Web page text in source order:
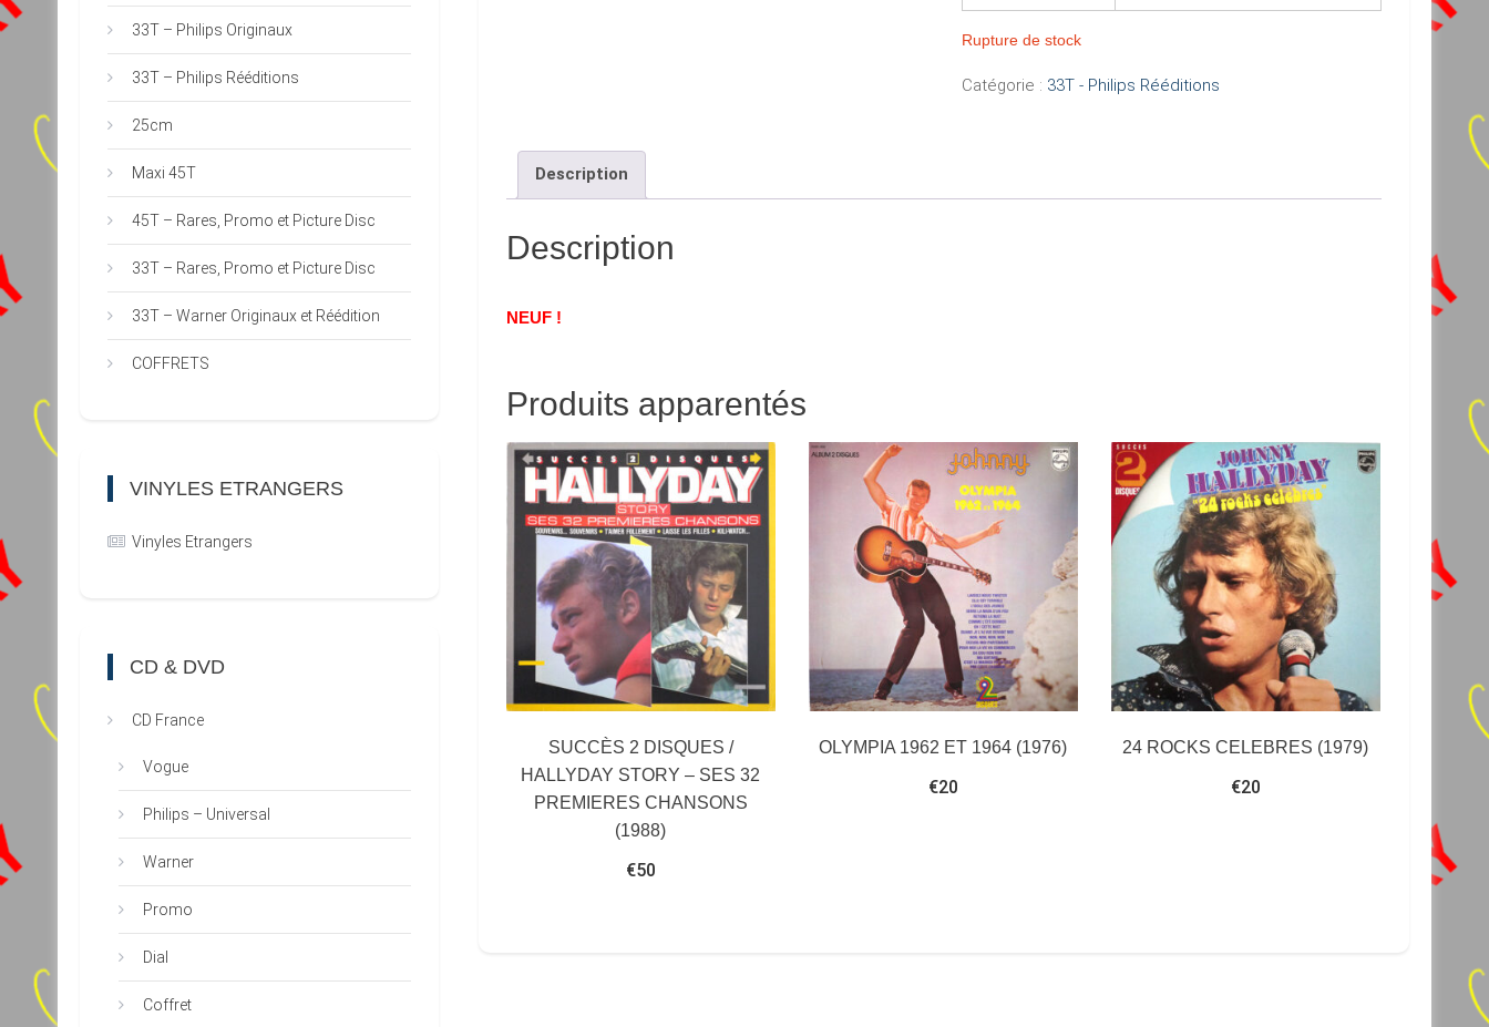
Rupture de stock
Catégorie : 33T - Philips Rééditions
Description
Description
NEUF !
Produits apparentés
SUCCÈS 2 DISQUES /
HALLYDAY STORY – SES 32
PREMIERES CHANSONS
(1988)
€50
OLYMPIA 1962 ET 1964 (1976)
€20
24 ROCKS CELEBRES (1979)
€20
33T – Philips Originaux
33T – Philips Rééditions
25cm
Maxi 45T
45T – Rares, Promo et Picture Disc
33T – Rares, Promo et Picture Disc
33T – Warner Originaux et Réédition
COFFRETS
VINYLES ETRANGERS
Vinyles Etrangers
CD & DVD
CD France
Vogue
Philips – Universal
Warner
Promo
Dial
Coffret